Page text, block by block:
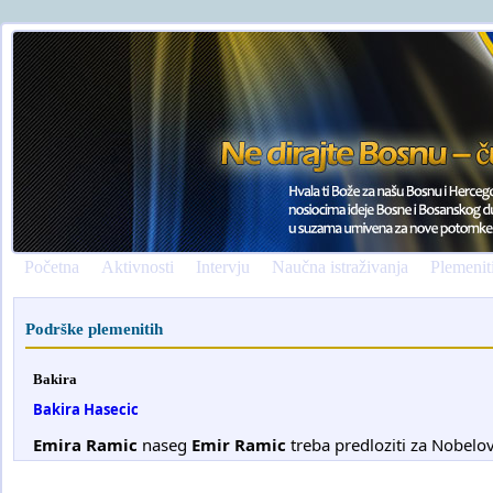
Početna Aktivnosti Intervju Naučna istraživanja
Podrške plemenitih
Bakira
Bakira Hasecic
Emira Ramic naseg Emir Ramic treba predloziti za